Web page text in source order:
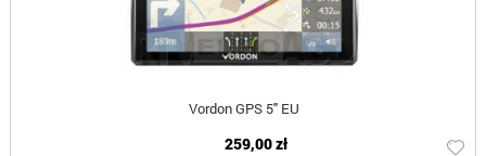
Vordon GPS 5" EU
259,00 zł